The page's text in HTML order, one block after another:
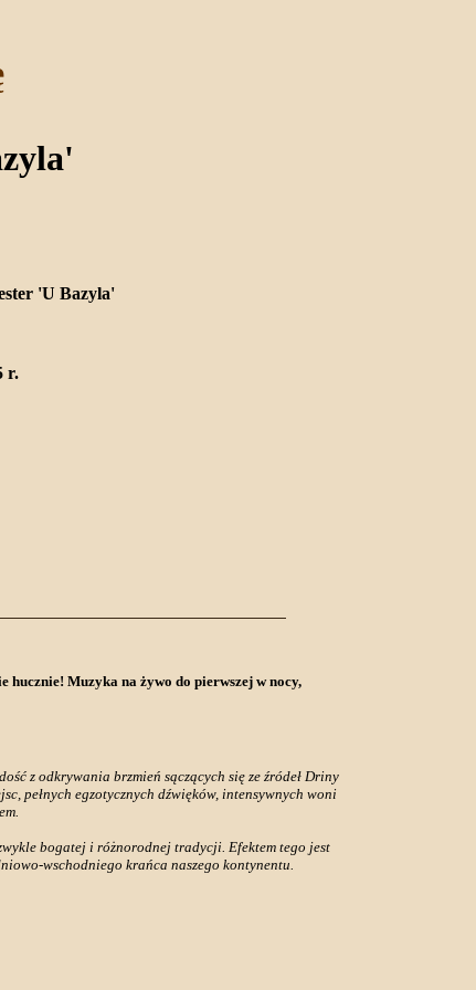
'U Bazyla'
r.
hucznie! Muzyka na żywo do pierwszej w nocy,
z odkrywania brzmień sączących się ze źródeł Driny
pełnych egzotycznych dźwięków, intensywnych woni
bogatej i różnorodnej tradycji. Efektem tego jest
wschodniego krańca naszego kontynentu.